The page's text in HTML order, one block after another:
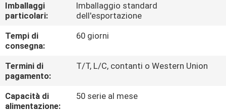
CONTROLLO
DI
QUALITÀ
CONTATTICI
Imballaggi
particolari:
Imballaggio standard
dell'esportazione
Tempi di
consegna:
60 giorni
Termini di
pagamento:
T/T, L/C, contanti o Western Union
Capacità di
alimentazione:
50 serie al mese